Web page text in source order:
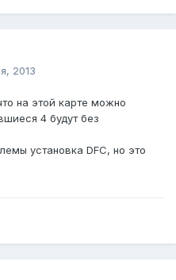
2013
на этой карте можно
4 будут без
установка DFC, но это